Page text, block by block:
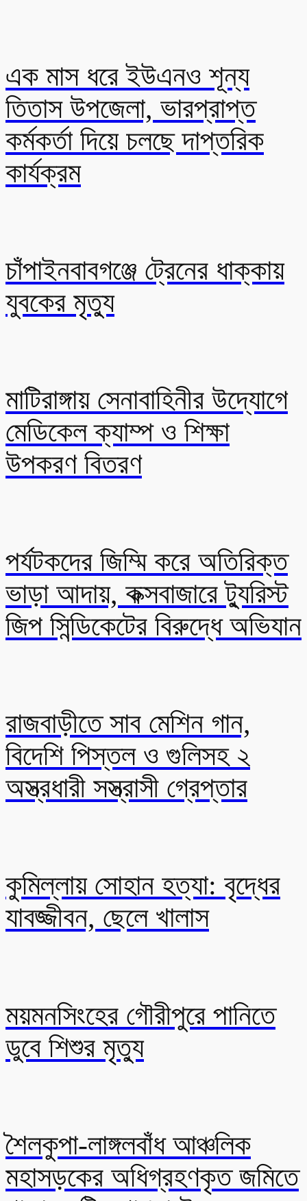
এক মাস ধরে ইউএনও শূন্য
তিতাস উপজেলা, ভারপ্রাপ্ত
কর্মকর্তা দিয়ে চলছে দাপ্তরিক
কার্যক্রম
চাঁপাইনবাবগঞ্জে ট্রেনের ধাক্কায়
যুবকের মৃত্যু
মাটিরাঙ্গায় সেনাবাহিনীর উদ্যোগে
মেডিকেল ক্যাম্প ও শিক্ষা
উপকরণ বিতরণ
পর্যটকদের জিম্মি করে অতিরিক্ত
ভাড়া আদায়, কক্সবাজারে ট্যুরিস্ট
জিপ সিন্ডিকেটের বিরুদ্ধে অভিযান
রাজবাড়ীতে সাব মেশিন গান,
বিদেশি পিস্তল ও গুলিসহ ২
অস্ত্রধারী সস্ত্রাসী গ্রেপ্তার
কুমিল্লায় সোহান হত্যা: বৃদ্ধের
যাবজ্জীবন, ছেলে খালাস
ময়মনসিংহের গৌরীপুরে পানিতে
ডুবে শিশুর মৃত্যু
শৈলকুপা-লাঙ্গলবাঁধ আঞ্চলিক
মহাসড়কের অধিগ্রহণকৃত জমিতে